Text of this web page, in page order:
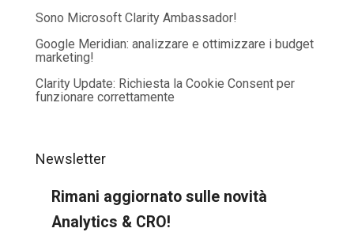
Sono Microsoft Clarity Ambassador!
Google Meridian: analizzare e ottimizzare i budget
marketing!
Clarity Update: Richiesta la Cookie Consent per
funzionare correttamente
Newsletter
Rimani aggiornato sulle novità
Analytics & CRO!